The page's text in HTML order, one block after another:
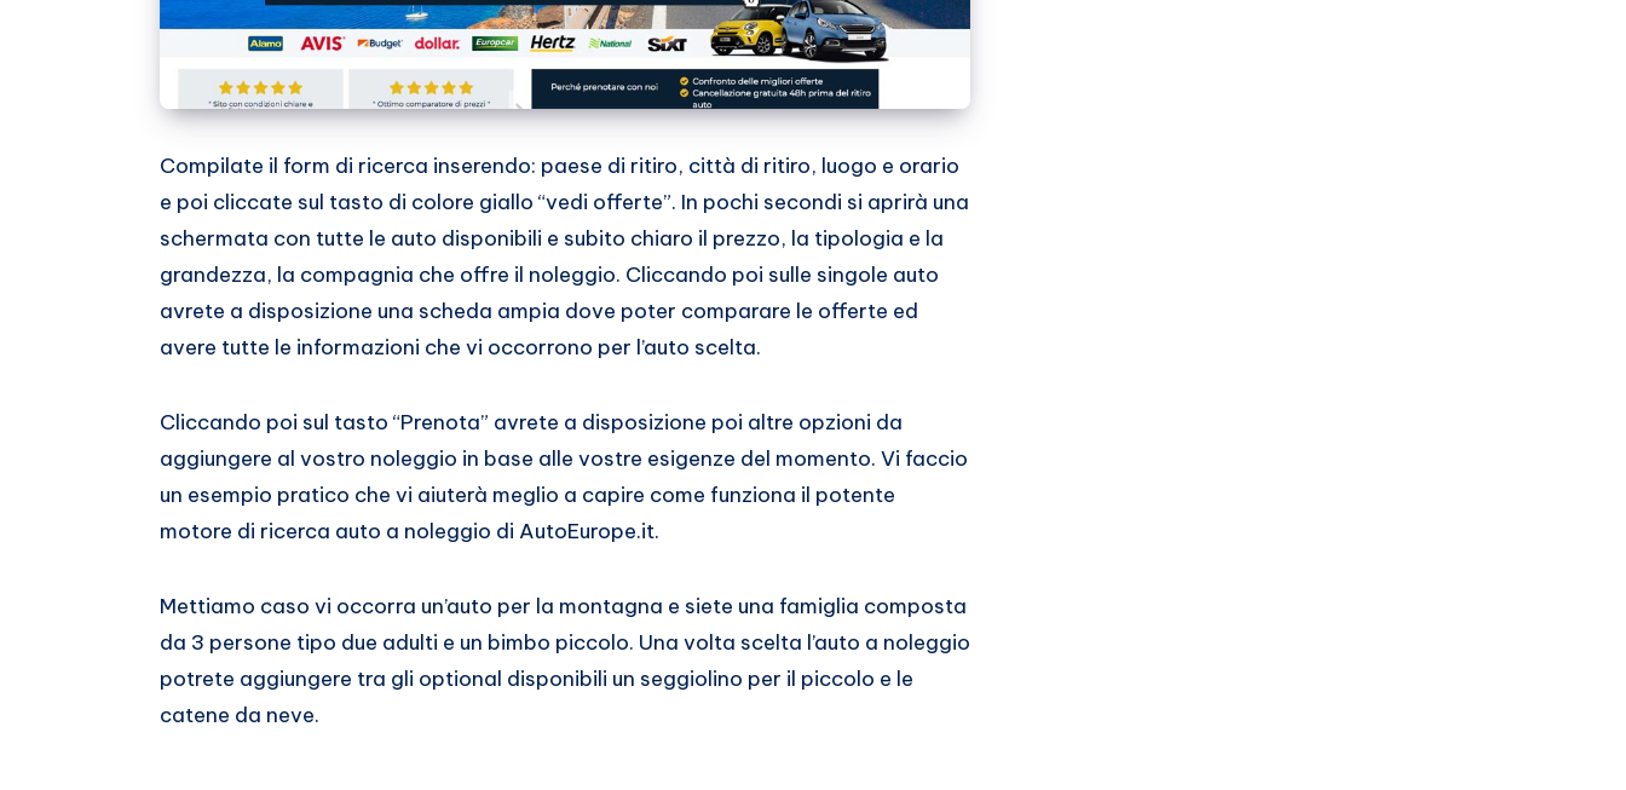
Compilate il form di ricerca inserendo: paese di ritiro, città di ritiro, luogo e orario
e poi cliccate sul tasto di colore giallo “vedi offerte”. In pochi secondi si aprirà una
schermata con tutte le auto disponibili e subito chiaro il prezzo, la tipologia e la
grandezza, la compagnia che offre il noleggio. Cliccando poi sulle singole auto
avrete a disposizione una scheda ampia dove poter comparare le offerte ed
avere tutte le informazioni che vi occorrono per l’auto scelta.
Cliccando poi sul tasto “Prenota” avrete a disposizione poi altre opzioni da
aggiungere al vostro noleggio in base alle vostre esigenze del momento. Vi faccio
un esempio pratico che vi aiuterà meglio a capire come funziona il potente
motore di ricerca auto a noleggio di AutoEurope.it.
Mettiamo caso vi occorra un’auto per la montagna e siete una famiglia composta
da 3 persone tipo due adulti e un bimbo piccolo. Una volta scelta l’auto a noleggio
potrete aggiungere tra gli optional disponibili un seggiolino per il piccolo e le
catene da neve.